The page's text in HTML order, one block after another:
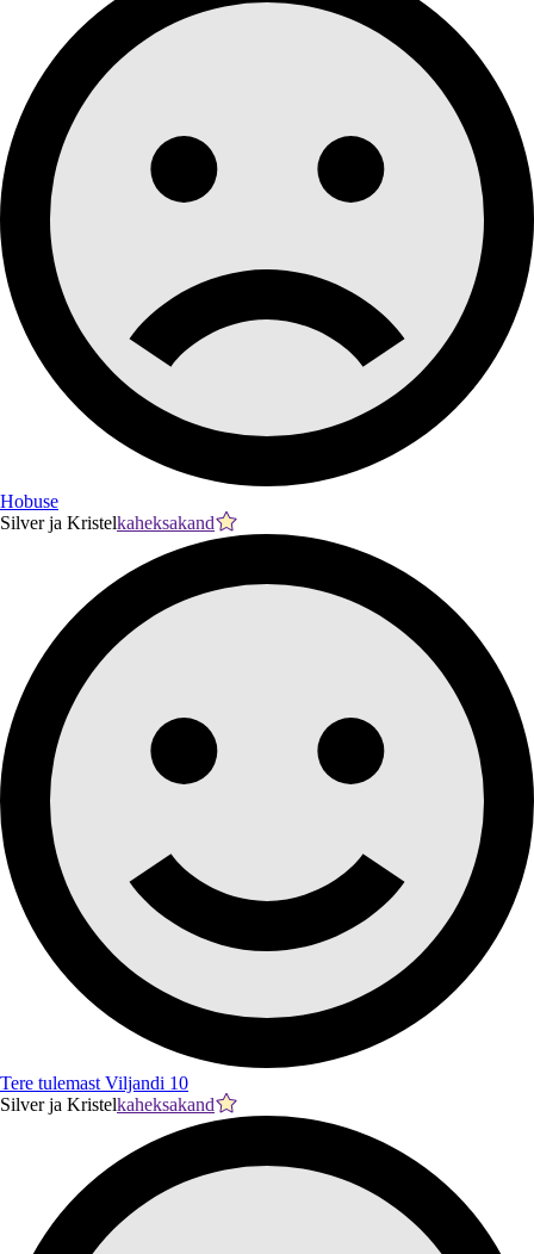
Hobuse
Silver ja Kristelkaheksakand
Tere tulemast Viljandi 10
Silver ja Kristelkaheksakand